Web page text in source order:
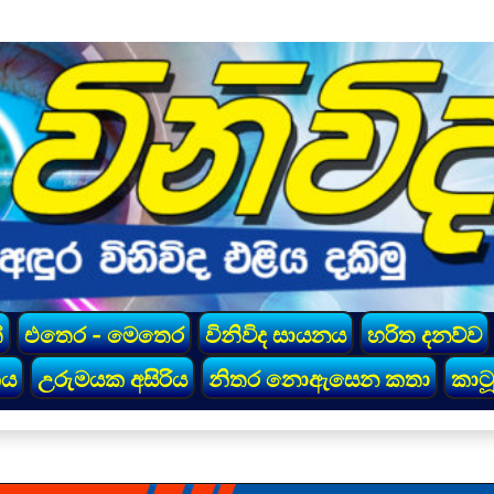
එතෙර - මෙතෙර විනිවිද සායනය
හරිත දනව්ව
උරුමයක අසිරිය නිතර නොඇසෙන කතා